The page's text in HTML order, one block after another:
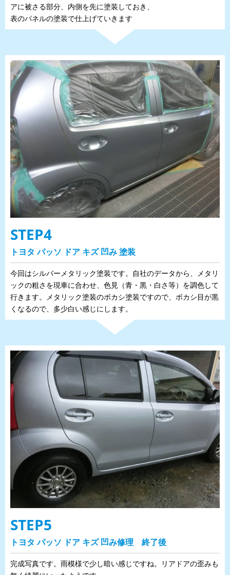
アに被さる部分、内側を先に塗装しておき、
表のパネルの塗装で仕上げていきます
STEP4
トヨタ パッソ ドア キズ 凹み 塗装
今回はシルバーメタリック塗装です。自社のデータから、メタリ
ックの粗さを現車に合わせ、色見（青・黒・白さ等）を調色して
行きます。メタリック塗装のボカシ塗装ですので、ボカシ目が黒
くなるので、多少白い感じにします。
STEP5
トヨタ パッソ ドア キズ 凹み修理 終了後
完成写真です。雨模様で少し暗い感じですね。リアドアの歪みも